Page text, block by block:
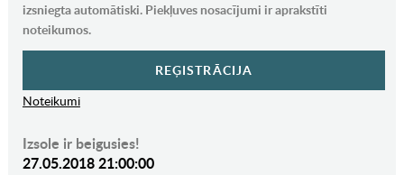
izsniegta automātiski. Piekļuves nosacījumi ir aprakstīti
noteikumos.
REĢISTRĀCIJA
Noteikumi
Izsole ir beigusies!
27.05.2018 21:00:00